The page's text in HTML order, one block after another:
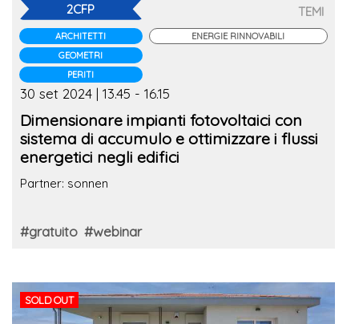
2CFP
ARCHITETTI
GEOMETRI
PERITI
TEMI
ENERGIE RINNOVABILI
30 set 2024 | 13.45 - 16.15
Dimensionare impianti fotovoltaici con
sistema di accumulo e ottimizzare i flussi
energetici negli edifici
Partner: sonnen
#gratuito #webinar
SOLD OUT